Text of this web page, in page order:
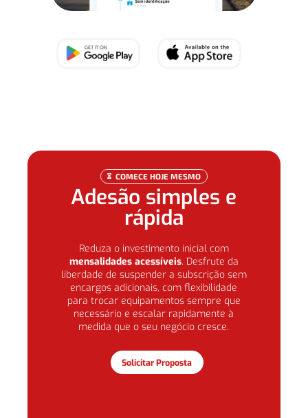
 COMECE HOJE MESMO
Adesão simples e
rápida
Reduza o investimento inicial com
mensalidades acessíveis. Desfrute da
liberdade de suspender a subscrição sem
encargos adicionais, com flexibilidade
para trocar equipamentos sempre que
necessário e escalar rapidamente à
medida que o seu negócio cresce.
Solicitar Proposta